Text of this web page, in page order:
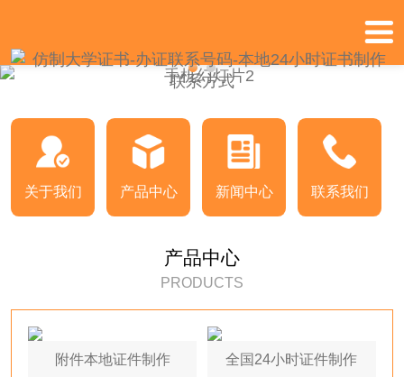
关于我们 产品中心 新闻中心 联系我们
产品中心
PRODUCTS
附件本地证件制作 全国24小时证件制作